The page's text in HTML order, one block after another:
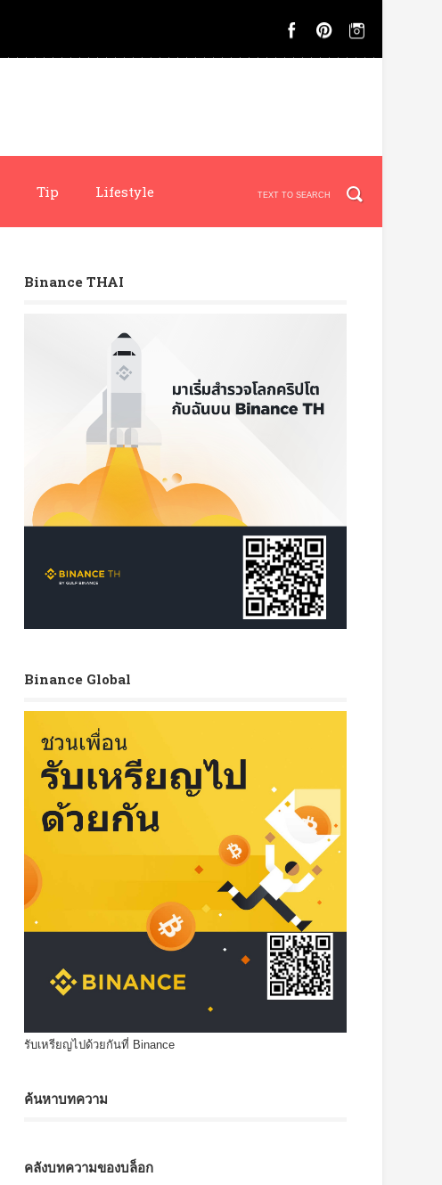
Tip Lifestyle
Binance THAI
Binance Global
รับเหรียญไปด้วยกันที่ Binance
ค้นหาบทความ
คลังบทความของบล็อก